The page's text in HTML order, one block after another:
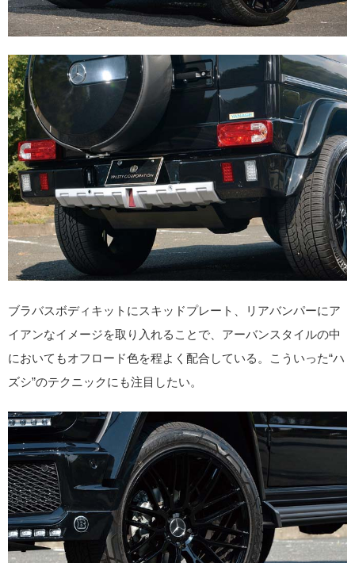
ブラバスボディキットにスキッドプレート、リアバンパーにア
イアンなイメージを取り入れることで、アーバンスタイルの中
においてもオフロード色を程よく配合している。こういった“ハ
ズシ”のテクニックにも注目したい。